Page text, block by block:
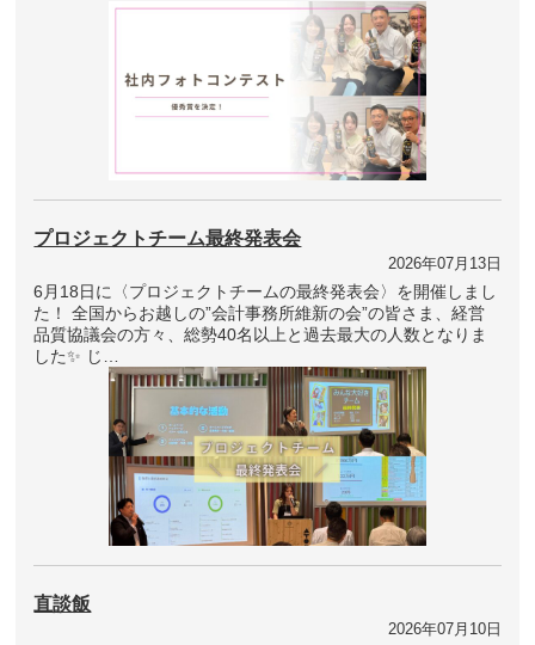
プロジェクトチーム最終発表会
2026年07月13日
6月18日に〈プロジェクトチームの最終発表会〉を開催しまし
た！ 全国からお越しの”会計事務所維新の会”の皆さま、経営
品質協議会の方々、総勢40名以上と過去最大の人数となりま
した✨ じ…
直談飯
2026年07月10日